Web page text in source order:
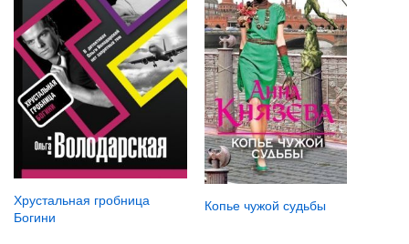
Хрустальная гробница
Богини
Копье чужой судьбы